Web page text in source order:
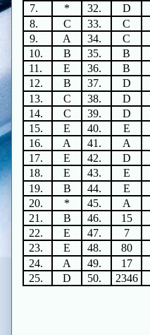
7.
* 32. D
8.
C 33. C
9.
A 34. C
10.
B 35. B
11.
E 36. B
12.
B 37. D
13.
C 38. D
14.
C 39. D
15.
E 40. E
16.
A 41. A
17.
E 42. D
18.
E 43. E
19.
B 44. E
20.
* 45. A
21.
B 46. 15
22.
E 47. 7
23.
E 48. 80
24.
A 49. 17
25.
D 50. 2346